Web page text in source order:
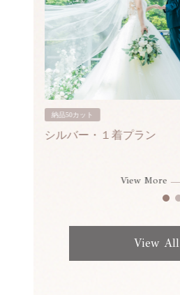
納品50カット
シルバー・１着プラン
View More
View All